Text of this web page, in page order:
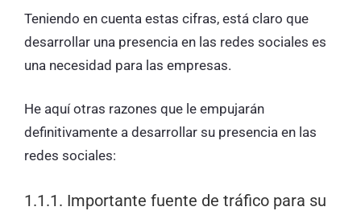
Teniendo en cuenta estas cifras, está claro que
desarrollar una presencia en las redes sociales es
una necesidad para las empresas.
He aquí otras razones que le empujarán
definitivamente a desarrollar su presencia en las
redes sociales:
1.1.1. Importante fuente de tráfico para su